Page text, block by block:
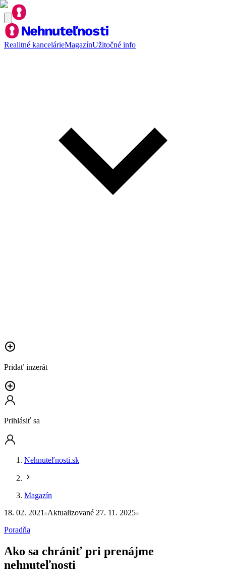
Realitné kancelárieMagazínUžitočné info
Pridať inzerát
Prihlásiť sa
Nehnuteľnosti.sk
Magazín
18. 02. 2021 Aktualizované 27. 11. 2025
Poradňa
Ako sa chrániť pri prenájme
nehnuteľnosti